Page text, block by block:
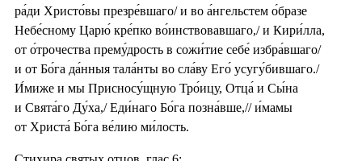
ра́ди Христо́вы презре́вшаго/ и во а́нгельстем о́бразе
Небе́сному Царю́ кре́пко во́инствовавшаго,/ и Кири́лла,
от о́трочества прему́дрость в сожи́тие себе́ избра́вшаго/
и от Бо́га да́нныя тала́нты во сла́ву Его́ усугу́бившаго./
И́миже и мы Присносу́щную Тро́ицу, Отца́ и Сы́на
и Свята́го Ду́ха,/ Еди́наго Бо́га позна́вше,// и́мамы
от Христа́ Бо́га ве́лию ми́лость.